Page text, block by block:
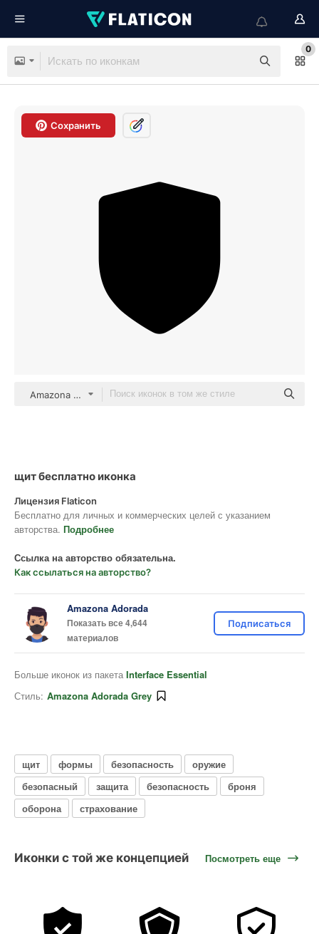
0
Сохранить
Amazona Adorada Grey
щит бесплатно иконка
Лицензия Flaticon
Бесплатно для личных и коммерческих целей с указанием
авторства. Подробнее
Ссылка на авторство обязательна.
Как ссылаться на авторство?
Amazona Adorada
Показать все 4,644
материалов
Подписаться
Больше иконок из пакета Interface Essential
Стиль: Amazona Adorada Grey
щит формы безопасность
оружие
безопасный
защита безопасность
броня
оборона
страхование
Иконки с той же концепцией Посмотреть еще